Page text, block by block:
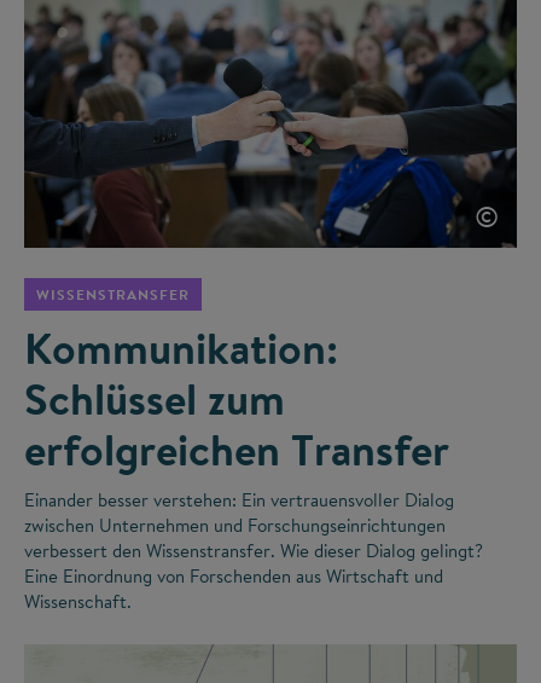
©
WISSENSTRANSFER
Kommunikation:
Schlüssel zum
erfolgreichen Transfer
Einander besser verstehen: Ein vertrauensvoller Dialog
zwischen Unternehmen und Forschungseinrichtungen
verbessert den Wissenstransfer. Wie dieser Dialog gelingt?
Eine Einordnung von Forschenden aus Wirtschaft und
Wissenschaft.